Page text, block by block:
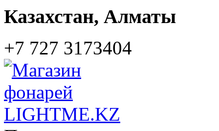
Казахстан, Алматы
+7 727 3173404